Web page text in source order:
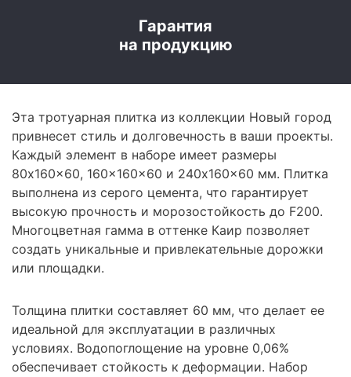
Гарантия
на продукцию
Эта тротуарная плитка из коллекции Новый город
привнесет стиль и долговечность в ваши проекты.
Каждый элемент в наборе имеет размеры
80x160x60, 160x160x60 и 240x160x60 мм. Плитка
выполнена из серого цемента, что гарантирует
высокую прочность и морозостойкость до F200.
Многоцветная гамма в оттенке Каир позволяет
создать уникальные и привлекательные дорожки
или площадки.
Толщина плитки составляет 60 мм, что делает ее
идеальной для эксплуатации в различных
условиях. Водопоглощение на уровне 0,06%
обеспечивает стойкость к деформации. Набор